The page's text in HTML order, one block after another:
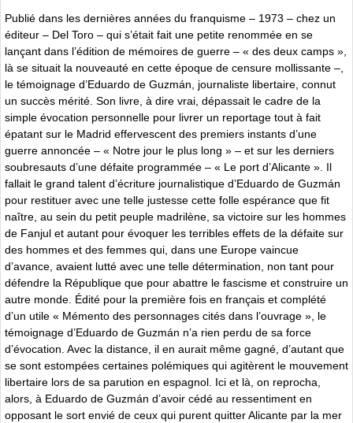
Publié dans les dernières années du franquisme – 1973 – chez un
éditeur – Del Toro – qui s’était fait une petite renommée en se
lançant dans l’édition de mémoires de guerre – « des deux camps »,
là se situait la nouveauté en cette époque de censure mollissante –,
le témoignage d’Eduardo de Guzmán, journaliste libertaire, connut
un succès mérité. Son livre, à dire vrai, dépassait le cadre de la
simple évocation personnelle pour livrer un reportage tout à fait
épatant sur le Madrid effervescent des premiers instants d’une
guerre annoncée – « Notre jour le plus long » – et sur les derniers
soubresauts d’une défaite programmée – « Le port d’Alicante ». Il
fallait le grand talent d’écriture journalistique d’Eduardo de Guzmán
pour restituer avec une telle justesse cette folle espérance que fit
naître, au sein du petit peuple madrilène, sa victoire sur les hommes
de Fanjul et autant pour évoquer les terribles effets de la défaite sur
des hommes et des femmes qui, dans une Europe vaincue
d’avance, avaient lutté avec une telle détermination, non tant pour
défendre la République que pour abattre le fascisme et construire un
autre monde. Édité pour la première fois en français et complété
d’un utile « Mémento des personnages cités dans l’ouvrage », le
témoignage d’Eduardo de Guzmán n’a rien perdu de sa force
d’évocation. Avec la distance, il en aurait même gagné, d’autant que
se sont estompées certaines polémiques qui agitèrent le mouvement
libertaire lors de sa parution en espagnol. Ici et là, on reprocha,
alors, à Eduardo de Guzmán d’avoir cédé au ressentiment en
opposant le sort envié de ceux qui purent quitter Alicante par la mer